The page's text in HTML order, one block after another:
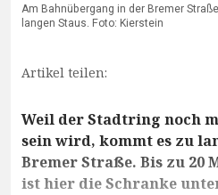
Am Bahnübergang in der Bremer
langen Staus. Foto: Kierstein
Artikel teilen:
Weil der Stadtring noch
sein wird, kommt es zu
Bremer Straße. Bis zu 20
ist hier die Schranke